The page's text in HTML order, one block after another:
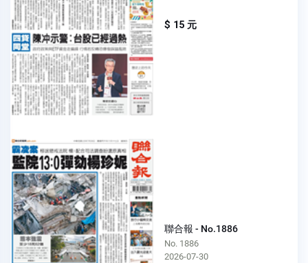
$ 15 元
聯合報 - No.1886
No. 1886
2026-07-30